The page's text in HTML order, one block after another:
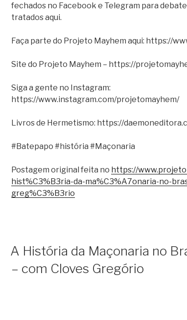
fechados no Facebook e Telegram para
tratados aqui.
Faça parte do Projeto Mayhem aqui: https://
Site do Projeto Mayhem – https://
Siga a gente no Instagram:
https://www.instagram.com/projetomayhem/
Livros de Hermetismo: https://
#Batepapo #história #Maçonaria
Postagem original feita no https://
hist%C3%B3ria-da-ma%C3%A7onaria-no-
greg%C3%B3rio
A História da Maçonaria no
– com Cloves Gregório